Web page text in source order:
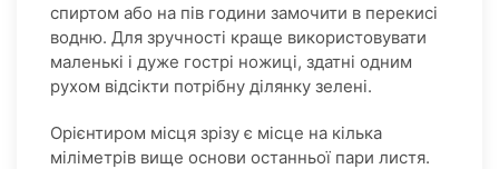
спиртом або на пів години замочити в перекисі
водню. Для зручності краще використовувати
маленькі і дуже гострі ножиці, здатні одним
рухом відсікти потрібну ділянку зелені.
Орієнтиром місця зрізу є місце на кілька
міліметрів вище основи останньої пари листя.